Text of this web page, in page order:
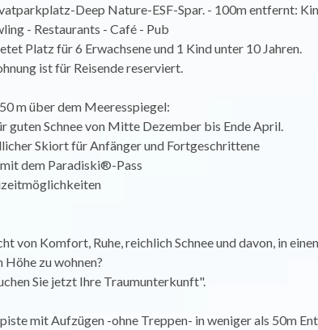
Deep Nature-ESF-Spar. - 100m entfernt:
- Restaurants - Café - Pub
Platz für 6 Erwachsene und 1 Kind unter 10 Jahren.
ist für Reisende reserviert.
m über dem Meeresspiegel:
guten Schnee von Mitte Dezember bis Ende April.
Skiort für Anfänger und Fortgeschrittene
dem Paradiski®-Pass
von Komfort, Ruhe, reichlich Schnee und davon, in
zu wohnen?
Sie jetzt Ihre Traumunterkunft".
mit Aufzügen -ohne Treppen- in weniger als 50m